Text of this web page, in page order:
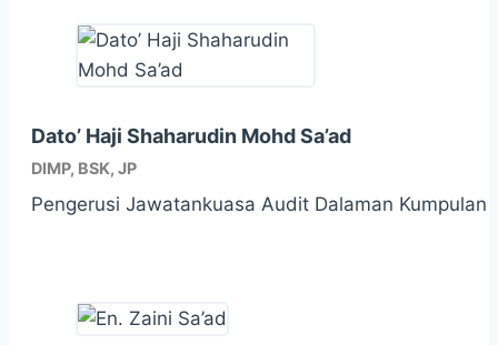
Dato’ Haji Shaharudin Mohd Sa’ad
DIMP, BSK, JP
Pengerusi Jawatankuasa Audit Dalaman Kumpulan